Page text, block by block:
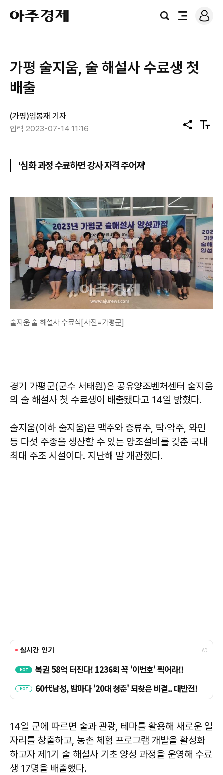
아
주
경
검
전
로
그
가평 술지움, 술 해설사 수료생 첫
배출
(가평)임봉재 기자
입력 2023-07-14 11:16
공
유
텍
스
'심화 과정 수료하면 강사 자격 주어져'
술지움 술 해설사 수료식[사진=가평군]
경기 가평군(군수 서태원)은 공유양조벤처센터 술지움
의 술 해설사 첫 수료생이 배출됐다고 14일 밝혔다.
술지움(이하 술지움)은 맥주와 증류주, 탁·약주, 와인
등 다섯 주종을 생산할 수 있는 양조설비를 갖춘 국내
최대 주조 시설이다. 지난해 말 개관했다.
14일 군에 따르면 술과 관광, 테마를 활용해 새로운 일
자리를 창출하고, 농촌 체험 프로그램 개발을 활성화
하고자 제1기 술 해설사 기초 양성 과정을 운영해 수료
생 17명을 배출했다.